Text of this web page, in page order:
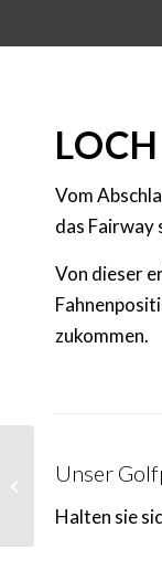
Vom
das Fairway
Von dieser
zukommen.
Unser
Halten sie
Loch 7 – Westkurs